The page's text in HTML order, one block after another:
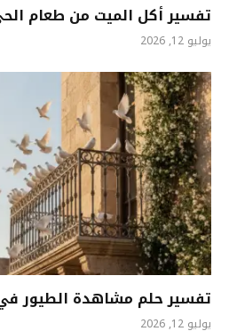
تفسير أكل الميت من طعام
يوليو 12, 2026
تفسير حلم مشاهدة الطيور
يوليو 12, 2026